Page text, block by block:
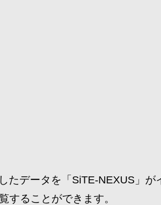
たデータを「SiTE-NEXUS」が
することができます。